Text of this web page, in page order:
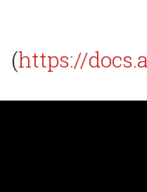
(https://